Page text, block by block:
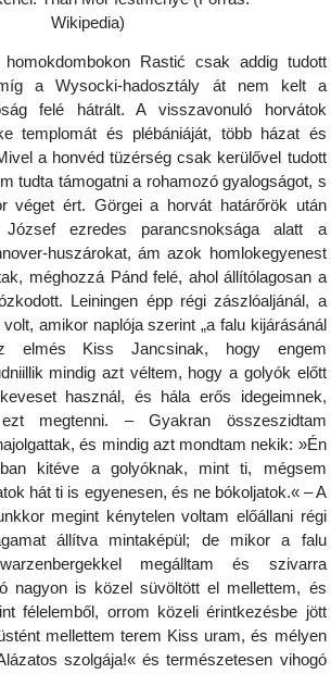
Wikipedia)
Rastić csak addig tudott
a Wysocki-hadosztály át nem kelt a
felé hátrált. A visszavonuló horvátok
templomát és plébániáját, több házat és
a honvéd tüzérség csak kerülővel tudott
tudta támogatni a rohamozó gyalogságot, s
véget ért. Görgei a horvát határőrök után
József ezredes parancsnoksága alatt a
huszárokat, ám azok homlokegyenest
méghozzá Pánd felé, ahol állítólagosan a
Leiningen épp régi zászlóaljánál, a
amikor naplója szerint „a falu kijárásánál
elmés Kiss Jancsinak, hogy engem
mindig azt véltem, hogy a golyók előtt
használ, és hála erős idegeimnek,
megtenni. – Gyakran összeszidtam
és mindig azt mondtam nekik: »Én
kitéve a golyóknak, mint ti, mégsem
hát ti is egyenesen, és ne bókoljatok.« – A
megint kénytelen voltam előállani régi
állítva mintaképül; de mikor a falu
megálltam és szivarra
nagyon is közel süvöltött el mellettem, és
félelemből, orrom közeli érintkezésbe jött
mellettem terem Kiss uram, és mélyen
szolgája!« és természetesen vihogó